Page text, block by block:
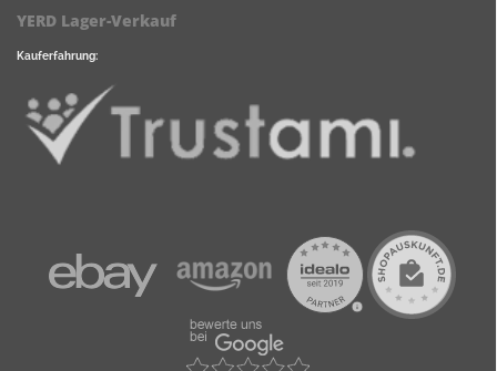
YERD Lager-Verkauf
Kauferfahrung: